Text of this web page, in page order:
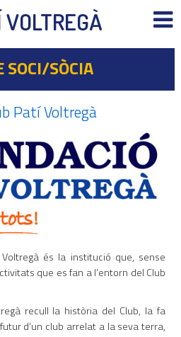
SOCI/SÒCIA
Patí Voltregà
és la institució que, sense
que es fan a l’entorn del Club
recull la història del Club, la fa
d’un club arrelat a la seva terra,